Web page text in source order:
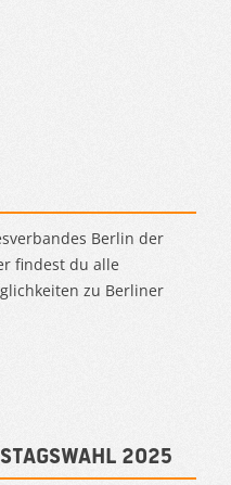
Berlin der
findest du alle
zu Berliner
2025